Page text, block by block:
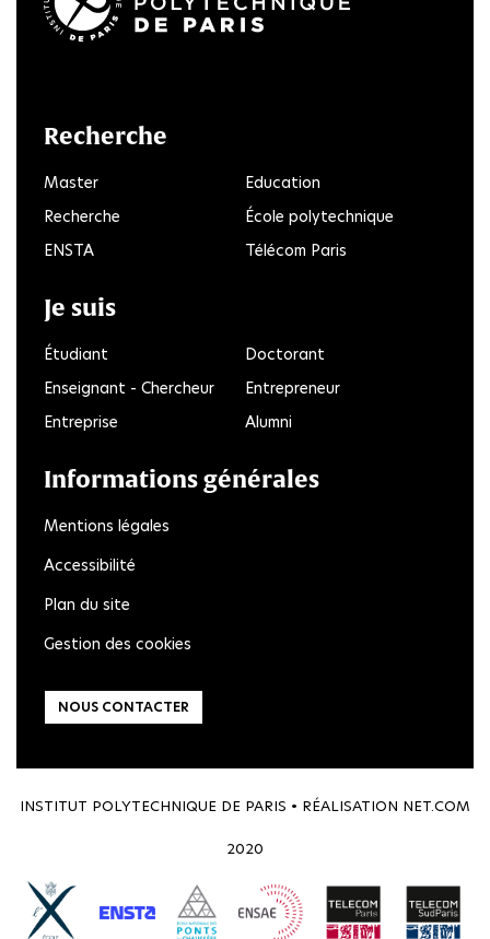
Recherche
Master
Education
Recherche
École polytechnique
ENSTA
Télécom Paris
Je suis
Étudiant
Doctorant
Enseignant - Chercheur
Entrepreneur
Entreprise
Alumni
Informations générales
Mentions légales
Accessibilité
Plan du site
Gestion des cookies
NOUS CONTACTER
INSTITUT POLYTECHNIQUE DE PARIS • RÉALISATION NET.COM
2020